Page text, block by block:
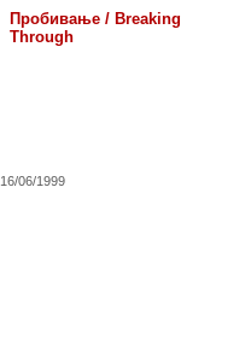
Пробивање / Breaking
Through
16/06/1999